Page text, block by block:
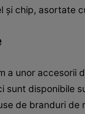
și chip, asortate
a unor accesorii
disponibile
de branduri de